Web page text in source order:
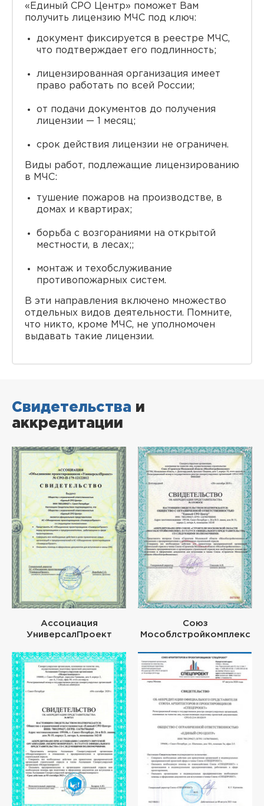
«Единый СРО Центр» поможет Вам
получить лицензию МЧС под ключ:
документ фиксируется в реестре МЧС,
что подтверждает его подлинность;
лицензированная организация имеет
право работать по всей России;
от подачи документов до получения
лицензии — 1 месяц;
срок действия лицензии не ограничен.
Виды работ, подлежащие лицензированию
в МЧС:
тушение пожаров на производстве, в
домах и квартирах;
борьба с возгораниями на открытой
местности, в лесах;;
монтаж и техобслуживание
противопожарных систем.
В эти направления включено множество
отдельных видов деятельности. Помните,
что никто, кроме МЧС, не уполномочен
выдавать такие лицензии.
Свидетельства и
аккредитации
Ассоциация
УниверсалПроект
Союз
Мособлстройкомплекс